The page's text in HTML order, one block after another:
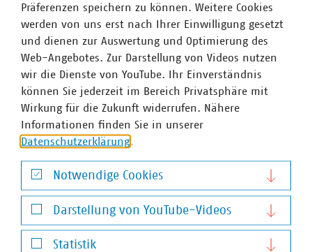
VKU-Bereiche
ENERGIEWIRTSCHAFTWASSER/ABWASSERDIGITALISIERUNG/TKABFALLWIRTSCHAFT
RECHT
Präferenzen speichern zu können. Weitere Cookies
werden von uns erst nach Ihrer Einwilligung gesetzt
und dienen zur Auswertung und Optimierung des
Web-Angebotes. Zur Darstellung von Videos nutzen
wir die Dienste von YouTube. Ihr Einverständnis
können Sie jederzeit im Bereich Privatsphäre mit
Wirkung für die Zukunft widerrufen. Nähere
Informationen finden Sie in unserer
Datenschutzerklärung.
Notwendige Cookies
Notwendige Cookies
Darstellung von YouTube-Videos
Darstellung von YouTube-Videos
Statistik